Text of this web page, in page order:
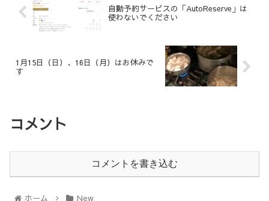
自動予約サービスの「AutoReserve」は
使わないでください
1月15日（日）、16日（月）はお休みで
す
コメント
コメントを書き込む
ホーム New